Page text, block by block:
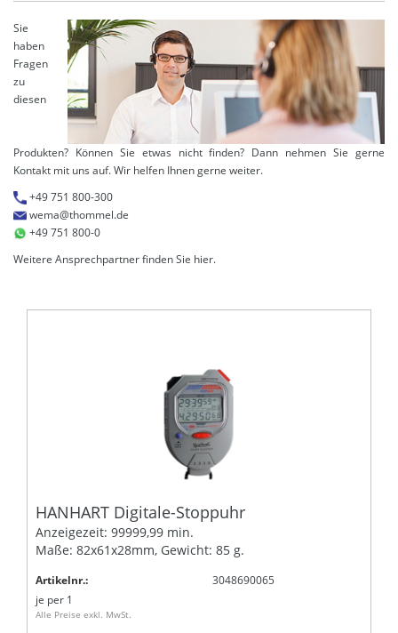
Sie
haben
Fragen
zu
diesen
Produkten? Können Sie etwas nicht finden? Dann nehmen Sie gerne
Kontakt mit uns auf. Wir helfen Ihnen gerne weiter.
+49 751 800-300
wema@thommel.de
+49 751 800-0
Weitere Ansprechpartner finden Sie hier.
HANHART Digitale-Stoppuhr
Anzeigezeit: 99999,99 min.
Maße: 82x61x28mm, Gewicht: 85 g.
Artikelnr.:
3048690065
je per 1
Alle Preise exkl. MwSt.